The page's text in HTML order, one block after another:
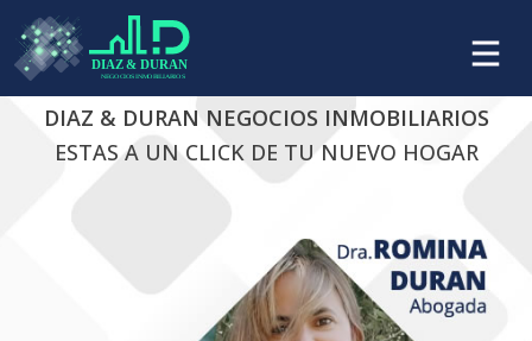
DIAZ & DURAN NEGOCIOS INMOBILIARIOS
ESTAS A UN CLICK DE TU NUEVO HOGAR